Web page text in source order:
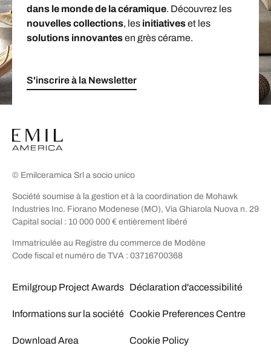
dans le monde de la céramique. Découvrez les
nouvelles collections, les initiativeset les
solutions innovantesen grès cérame.
S'inscrire à la Newsletter
© Emilceramica Srl a socio unico
Société soumise à la gestion et à la coordination de Mohawk
Industries Inc. Fiorano Modenese (MO), Via Ghiarola Nuova n. 29
Capital social : 10 000 000 € entièrement libéré
Immatriculée au Registre du commerce de Modène
Code fiscal et numéro de TVA : 03716700368
Emilgroup Project Awards
Informations sur la société
Download Area
Déclaration d'accessibilité
Cookie Preferences Centre
Cookie Policy